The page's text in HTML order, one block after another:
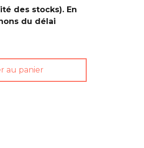
des stocks). En
du délai
au panier